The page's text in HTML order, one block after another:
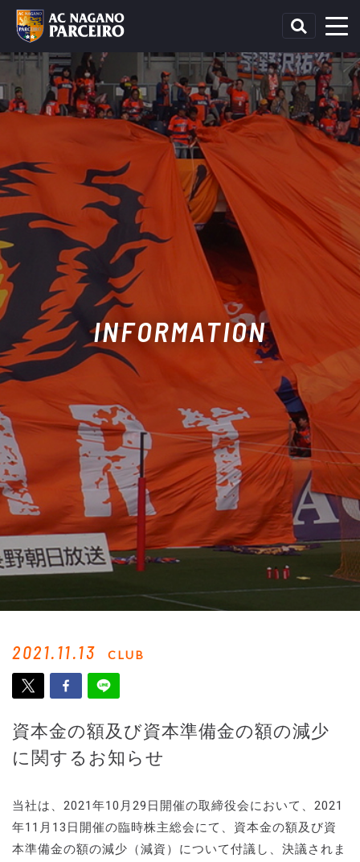
INFORMATION
2021.11.13 CLUB
資本金の額及び資本準備金の額の減少
に関するお知らせ
当社は、2021年10月29日開催の取締役会において、2021
年11月13日開催の臨時株主総会にて、資本金の額及び資
本準備金の額の減少（減資）について付議し、決議されま